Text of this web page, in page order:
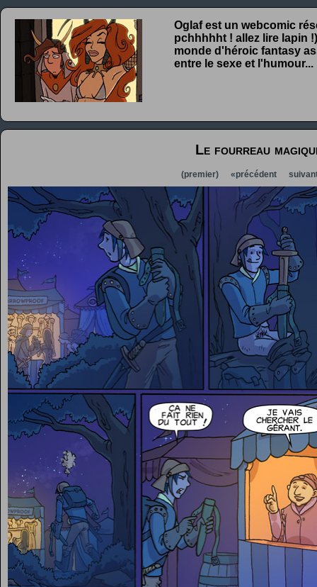
Oglaf est un webcomic
pchhhhht ! allez lire lapin
monde d'héroic fantasy
entre le sexe et l'humour...
Le fourreau
(premier) «précédent